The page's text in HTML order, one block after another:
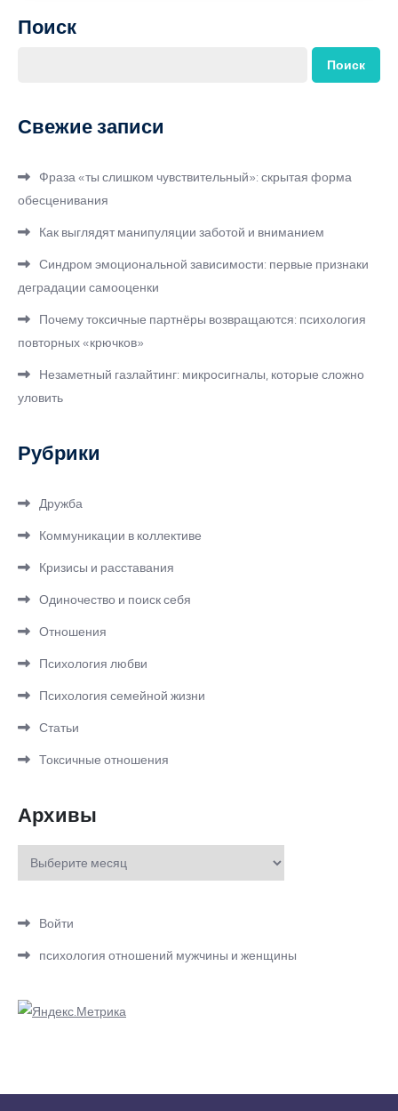
Поиск
Поиск
Свежие записи
Фраза «ты слишком чувствительный»: скрытая форма
обесценивания
Как выглядят манипуляции заботой и вниманием
Синдром эмоциональной зависимости: первые признаки
деградации самооценки
Почему токсичные партнёры возвращаются: психология
повторных «крючков»
Незаметный газлайтинг: микросигналы, которые сложно
уловить
Рубрики
Дружба
Коммуникации в коллективе
Кризисы и расставания
Одиночество и поиск себя
Отношения
Психология любви
Психология семейной жизни
Статьи
Токсичные отношения
Архивы
Архивы
Войти
психология отношений мужчины и женщины